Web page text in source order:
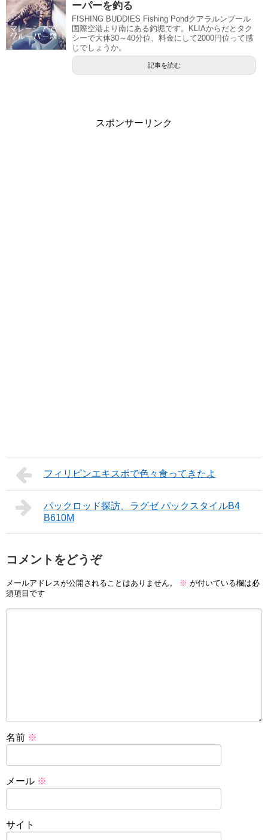
ーパーを釣る
FISHING BUDDIES Fishing Pondクアラルンプール
国際空港より南にある釣堀です。KLIAからだとタク
シーで大体30～40分位、料金にして2000円位って感
じでしょうか。
記事を読む
スポンサーリンク
フィリピンエキスポで色々食ってきたよ
パックロッド探訪、ラグゼ パックスタイルB4
B610M
コメントをどうぞ
メールアドレスが公開されることはありません。 ※ が付いている欄は必
須項目です
名前 ※
メール ※
サイト